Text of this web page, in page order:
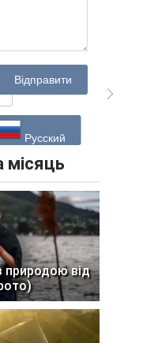
Відправити
Русский
місяць
природою від